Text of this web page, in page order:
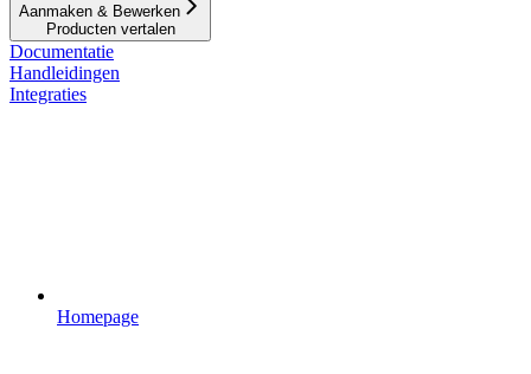
Aanmaken & Bewerken
Producten vertalen
Documentatie
Handleidingen
Integraties
Homepage